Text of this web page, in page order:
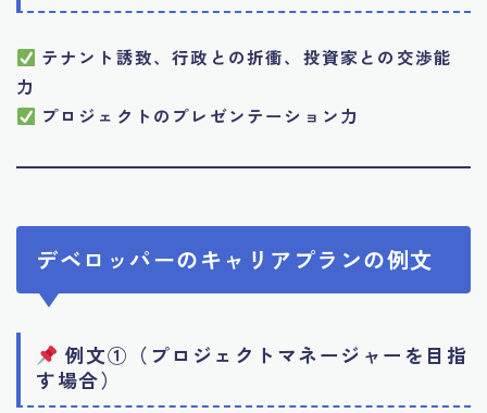
テナント誘致、行政との折衝、投資家との交渉能
力
プロジェクトのプレゼンテーション力
デベロッパーのキャリアプランの例文
例文①（プロジェクトマネージャーを目指
す場合）